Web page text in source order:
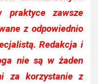
zawsze
z odpowiednio
Redakcja i
nie są w żaden
za korzystanie z